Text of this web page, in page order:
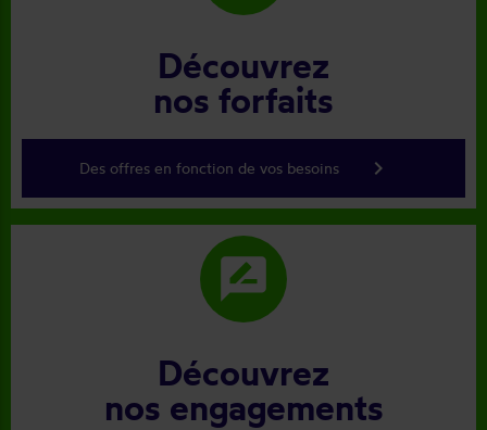
Découvrez
nos forfaits
Des offres en fonction de vos besoins keyboard_arrow_right
rate_review
Découvrez
nos engagements